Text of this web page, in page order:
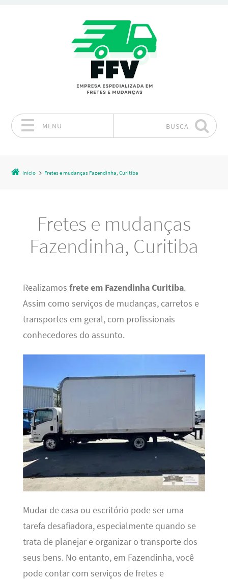
MENU BUSCA
Início Fretes e mudanças Fazendinha, Curitiba
Fretes e mudanças
Fazendinha, Curitiba
Realizamos frete em Fazendinha Curitiba.
Assim como serviços de mudanças, carretos e
transportes em geral, com profissionais
conhecedores do assunto.
Mudar de casa ou escritório pode ser uma
tarefa desafiadora, especialmente quando se
trata de planejar e organizar o transporte dos
seus bens. No entanto, em Fazendinha, você
pode contar com serviços de fretes e